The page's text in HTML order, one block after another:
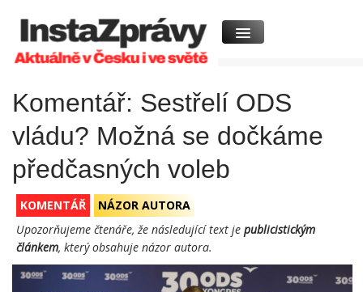
Komentář: Sestřelí ODS
vládu? Možná se dočkáme
předčasných voleb
KOMENTÁŘ
NÁZOR AUTORA
Upozorňujeme čtenáře, že následující text je publicistickým
článkem, který obsahuje názor autora.